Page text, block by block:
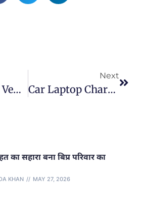
Yamaha New Vehicle Launched : Yamaha ने लांच कर दिया फर्स्ट हाइड्रोजन कॉन्सेप्ट व्हीकल, क्या है ये कॉन्सेप्ट जाने डिटेल मे…
Next
Car Laptop Charger : कार चलाते गाड़ी में लैपटॉप चार्ज कैसे करें ? नया डिवाइस जो करेगा मुश्किल का हल
रायपुर कमिश्नरेट में बड़ा फेरबदल, SI,
हेड कांस्टेबल समेत 136 पुलिसकर्मियों के हुए
SHAHAJADA KHAN